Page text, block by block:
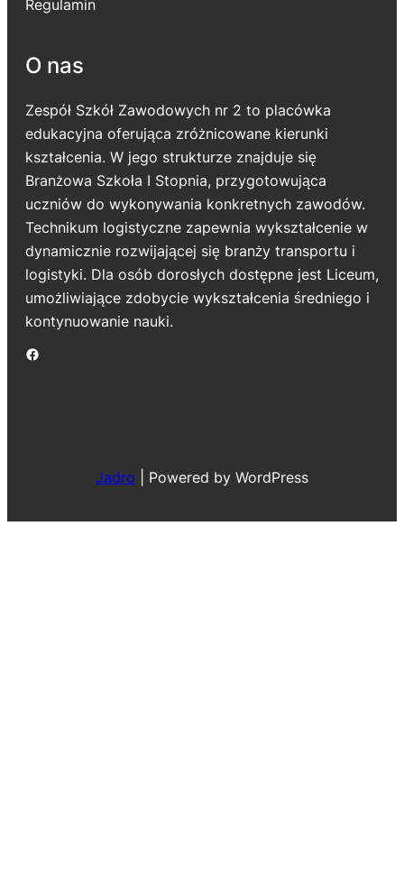
Regulamin
O nas
Zespół Szkół Zawodowych nr 2 to placówka
edukacyjna oferująca zróżnicowane kierunki
kształcenia. W jego strukturze znajduje się
Branżowa Szkoła I Stopnia, przygotowująca
uczniów do wykonywania konkretnych zawodów.
Technikum logistyczne zapewnia wykształcenie w
dynamicznie rozwijającej się branży transportu i
logistyki. Dla osób dorosłych dostępne jest Liceum,
umożliwiające zdobycie wykształcenia średniego i
kontynuowanie nauki.
Jadro Powered by WordPress